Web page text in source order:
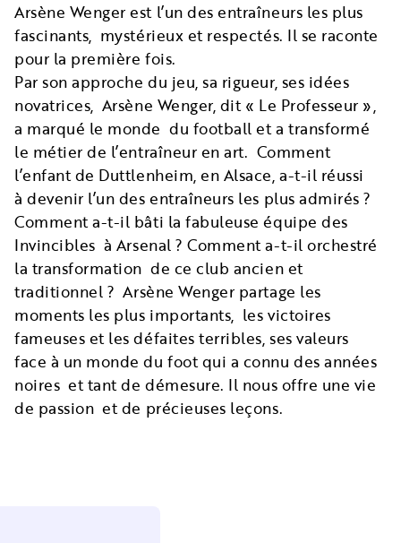
Arsène Wenger est l’un des entraîneurs les plus
fascinants, mystérieux et respectés. Il se raconte
pour la première fois.
Par son approche du jeu, sa rigueur, ses idées
novatrices, Arsène Wenger, dit « Le Professeur »,
a marqué le monde du football et a transformé
le métier de l’entraîneur en art. Comment
l’enfant de Duttlenheim, en Alsace, a-t-il réussi
à devenir l’un des entraîneurs les plus admirés ?
Comment a-t-il bâti la fabuleuse équipe des
Invincibles à Arsenal ? Comment a-t-il orchestré
la transformation de ce club ancien et
traditionnel ? Arsène Wenger partage les
moments les plus importants, les victoires
fameuses et les défaites terribles, ses valeurs
face à un monde du foot qui a connu des années
noires et tant de démesure. Il nous offre une vie
de passion et de précieuses leçons.